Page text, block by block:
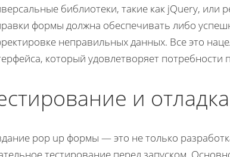
библиотеки, такие как jQuery, или
формы должна обеспечивать либо
неправильных данных. Все это
который удовлетворяет потребности
и
pop up формы — это не только